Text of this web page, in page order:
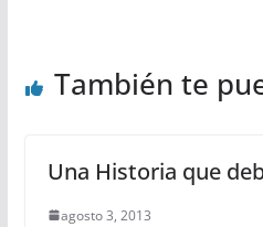
También te
Una Historia que
agosto 3, 2013